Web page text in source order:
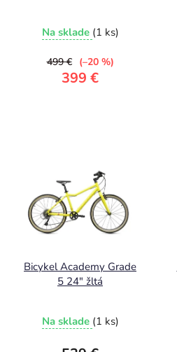
Na sklade (1 ks)
399 €
499 € (–20 %)
Bicykel Academy Grade
5 24" žltá
Na sklade (1 ks)